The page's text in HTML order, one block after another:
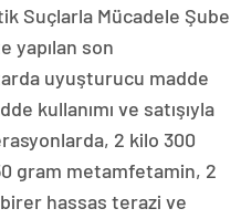
Suçlarla Mücadele Şube
yapılan son
uyuşturucu madde
kullanımı ve satışıyla
2 kilo 300
gram metamfetamin, 2
hassas terazi ve